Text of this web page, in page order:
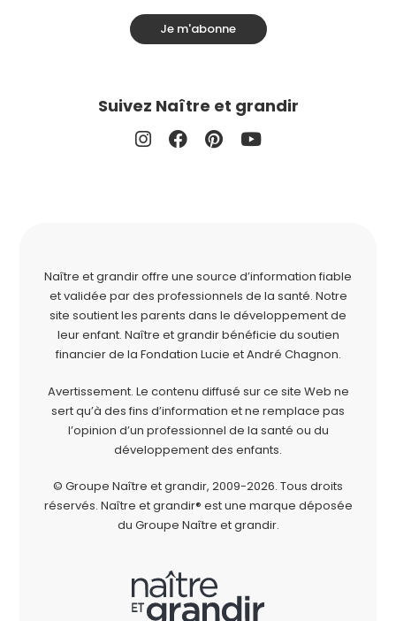
Je m'abonne
Suivez Naître et grandir
Naître et grandir offre une source d’information fiable
et validée par des professionnels de la santé. Notre
site soutient les parents dans le développement de
leur enfant. Naître et grandir bénéficie du soutien
financier de la Fondation Lucie et André Chagnon.
Avertissement. Le contenu diffusé sur ce site Web ne
sert qu’à des fins d’information et ne remplace pas
l’opinion d’un professionnel de la santé ou du
développement des enfants.
© Groupe Naître et grandir, 2009-2026. Tous droits
réservés. Naître et grandir® est une marque déposée
du Groupe Naître et grandir.